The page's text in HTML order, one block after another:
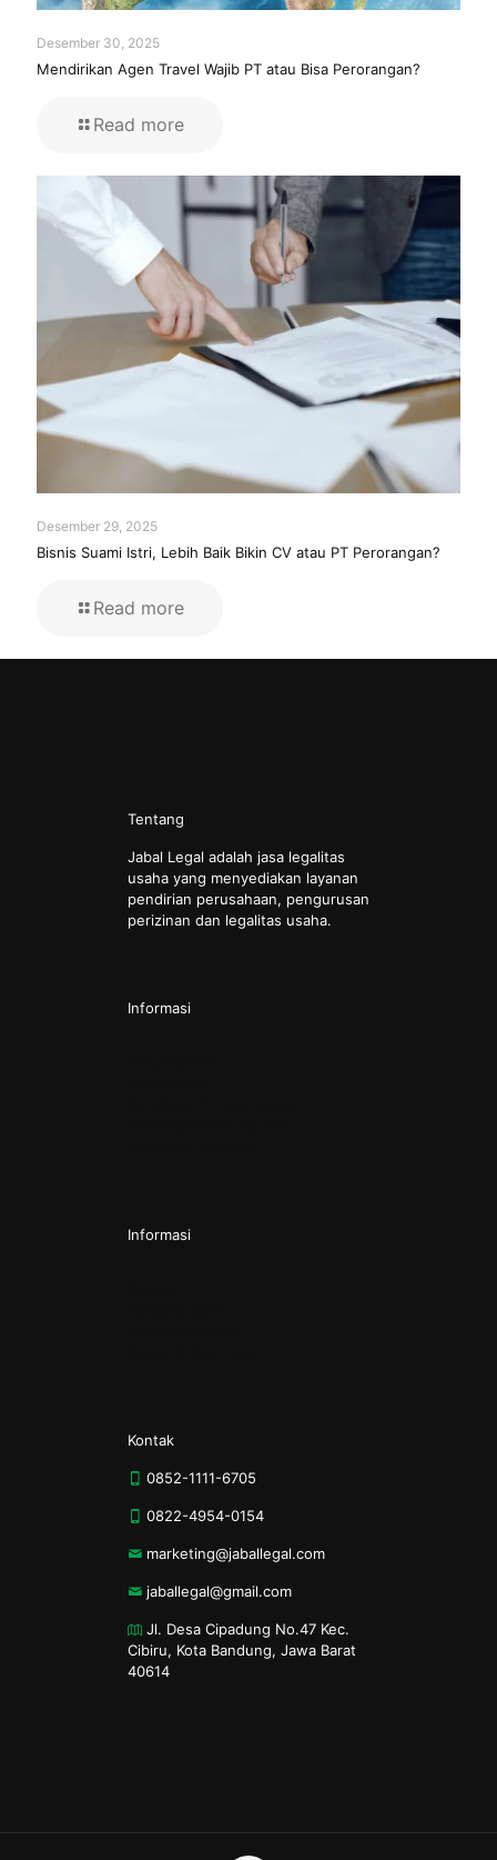
Desember 30, 2025
Mendirikan Agen Travel Wajib PT atau Bisa Perorangan?
Read more
Desember 29, 2025
Bisnis Suami Istri, Lebih Baik Bikin CV atau PT Perorangan?
Read more
Tentang
Jabal Legal adalah jasa legalitas
usaha yang menyediakan layanan
pendirian perusahaan, pengurusan
perizinan dan legalitas usaha.
Informasi
Informasi
Kontak
0852-1111-6705
0822-4954-0154
marketing@jaballegal.com
jaballegal@gmail.com
Jl. Desa Cipadung No.47 Kec.
Cibiru, Kota Bandung, Jawa Barat
40614